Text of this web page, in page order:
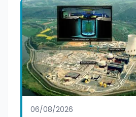
ed è membro del
dove coordina un
creazione di un
Docente a contratto
dell'Economia e
presso la SSML di
presso l'Università
è autore di
pedagogico sulle
caratteriali e il
tenuto interventi al
06/08/2026